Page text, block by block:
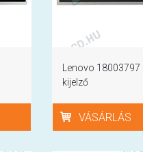
Lenovo 18003797
kijelző
VÁSÁRLÁS